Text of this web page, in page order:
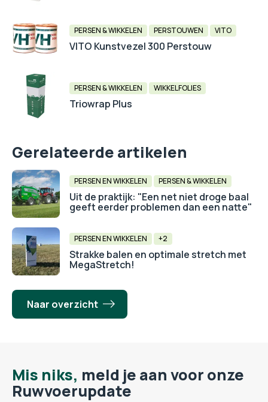
PERSEN & WIKKELEN PERSTOUWEN VITO
VITO Kunstvezel 300 Perstouw
PERSEN & WIKKELEN WIKKELFOLIES
Triowrap Plus
Gerelateerde artikelen
PERSEN EN WIKKELEN PERSEN & WIKKELEN
Uit de praktijk: "Een net niet droge baal
geeft eerder problemen dan een natte"
PERSEN EN WIKKELEN +2
Strakke balen en optimale stretch met
MegaStretch!
Naar overzicht
Mis niks, meld je aan voor onze
Ruwvoerupdate